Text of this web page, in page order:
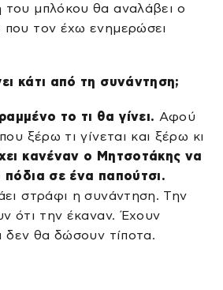
μπλόκου θα αναλάβει ο
που τον έχω ενημερώσει
κάτι από τη συνάντηση;
το τι θα γίνει. Αφού
ξέρω τι γίνεται και ξέρω κι
κανέναν ο Μητσοτάκης να
πόδια σε ένα παπούτσι.
στράφι η συνάντηση. Την
ότι την έκαναν. Έχουν
δεν θα δώσουν τίποτα.